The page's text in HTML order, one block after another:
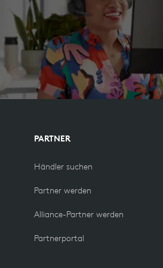
PARTNER
Händler suchen
Partner werden
Alliance-Partner werden
Partnerportal